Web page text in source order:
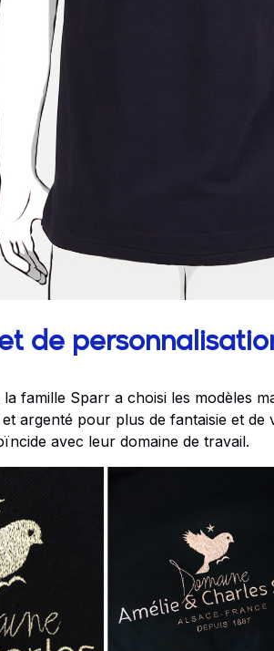
de
famille Sparr a choisi les modèles
argenté pour plus de fantaisie et de
avec leur domaine de travail.